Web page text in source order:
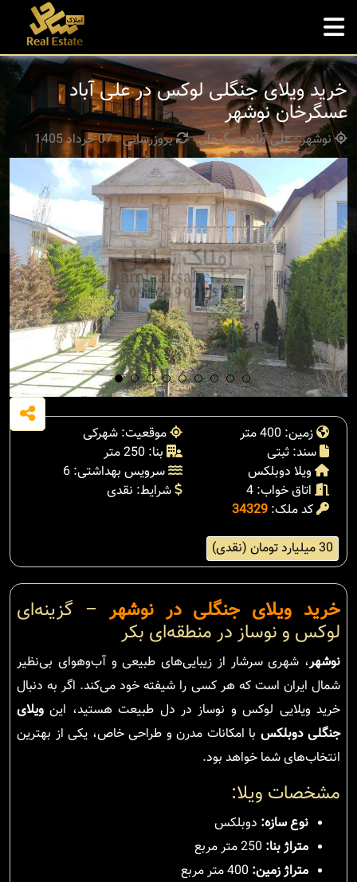
خرید ویلای جنگلی لوکس در علی آباد
عسگرخان نوشهر
نوشهر - علی آباد عسگرخان بروزرسانی : 07 خرداد 1405
زمین: 400 متر
موقعیت: شهرکی
سند: ثبتی
بنا: 250 متر
ویلا دوبلکس
سرویس بهداشتی: 6
اتاق خواب: 4
شرایط: نقدی
کد ملک: 34329
30 میلیارد تومان (نقدی)
خرید ویلای جنگلی در نوشهر– گزینه‌ای
لوکس و نوساز در منطقه‌ای بکر
نوشهر، شهری سرشار از زیبایی‌های طبیعی و آب‌وهوای بی‌نظیر
شمال ایران است که هر کسی را شیفته خود می‌کند. اگر به دنبال
خرید ویلایی لوکس و نوساز در دل طبیعت هستید، این ویلای
جنگلی دوبلکس با امکانات مدرن و طراحی خاص، یکی از بهترین
انتخاب‌های شما خواهد بود.
مشخصات ویلا:
نوع سازه: دوبلکس
متراژ بنا:
متراژ زمین: